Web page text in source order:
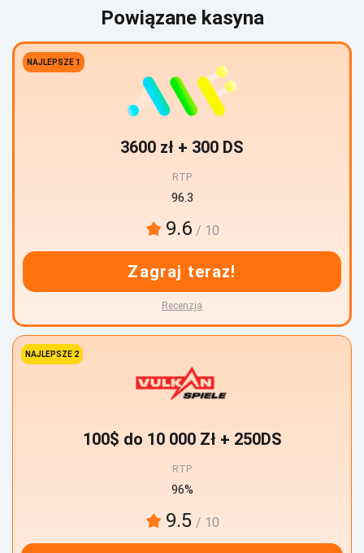
Powiązane kasyna
NAJLEPSZE 1
3600 zł + 300 DS
RTP
96.3
9.6 / 10
Zagraj teraz!
Recenzja
NAJLEPSZE 2
100$ do 10 000 Zł + 250DS
RTP
96%
9.5 / 10